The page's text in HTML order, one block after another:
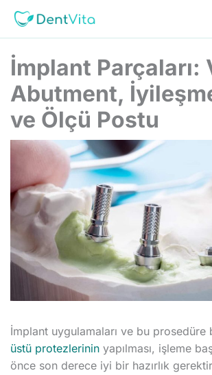
İçeriğe
atla
İmplant Parçaları:
Abutment,
ve Ölçü Postu
İmplant uygulamaları ve bu prosedüre
üstü protezlerinin yapılması, işleme
önce son derece iyi bir hazırlık